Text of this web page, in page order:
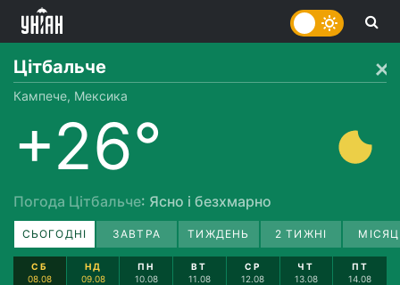
Цітбальче
Кампече, Мексика
+26°
Погода Цітбальче: Ясно і безхмарно
СЬОГОДНІ ЗАВТРА ТИЖДЕНЬ 2 ТИЖНІ
СБ
08.08
НД
09.08
ПН
10.08
ВТ
11.08
СР
12.08
ЧТ
13.08
ПТ
14.08